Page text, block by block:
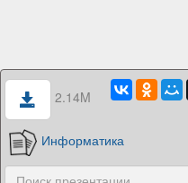
2.14M
Информатика